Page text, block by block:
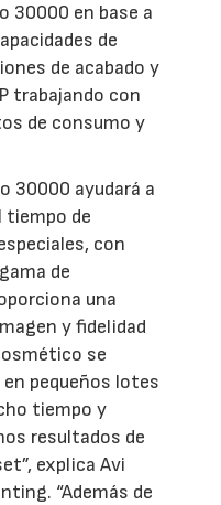
30000 en base a
de
de acabado y
trabajando con
de consumo y
30000 ayudará a
tiempo de
con
de
una
y fidelidad
se
pequeños lotes
tiempo y
resultados de
explica Avi
“Además de